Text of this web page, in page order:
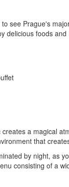
see Prague's
delicious foods
a magical
that
by night, as
consisting of a